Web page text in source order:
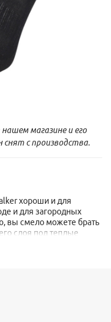
магазине и его
снят с производства.
хороши и для
и для загородных
вы смело можете брать
слоя под теплые
обладают